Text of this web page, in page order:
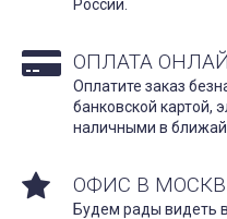
России.
ОПЛАТА
Оплатите заказ
банковской картой,
наличными в
ОФИС В
Будем рады видеть